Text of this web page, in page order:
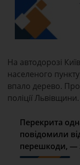
На автодорозі
населеного
впало дерево.
поліції Львівщини.
Перекрита
повідомили
перешкоди, —